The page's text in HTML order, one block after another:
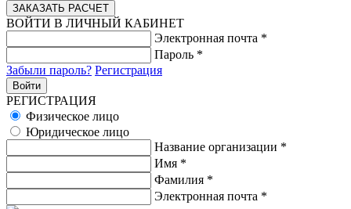
ВОЙТИ В ЛИЧНЫЙ КАБИНЕТ
Электронная почта *
Пароль *
Забыли пароль? Регистрация
РЕГИСТРАЦИЯ
Физическое лицо
Юридическое лицо
Название организации *
Имя *
Фамилия *
Электронная почта *